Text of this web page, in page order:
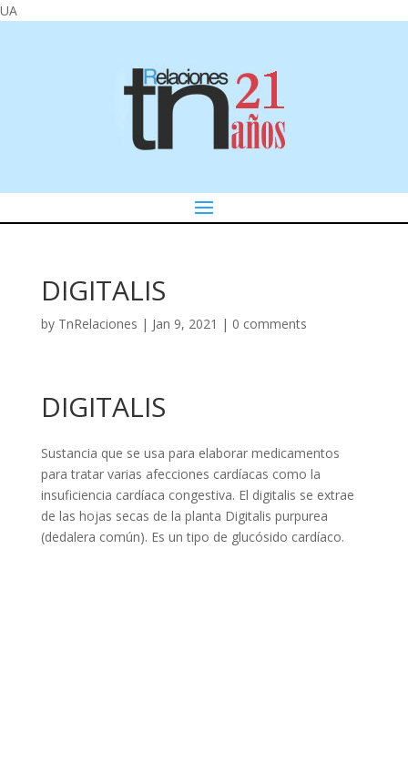
UA
DIGITALIS
by TnRelaciones | Jan 9, 2021 | 0 comments
DIGITALIS
Sustancia que se usa para elaborar medicamentos
para tratar varias afecciones cardíacas como la
insuficiencia cardíaca congestiva. El digitalis se extrae
de las hojas secas de la planta Digitalis purpurea
(dedalera común). Es un tipo de glucósido cardíaco.